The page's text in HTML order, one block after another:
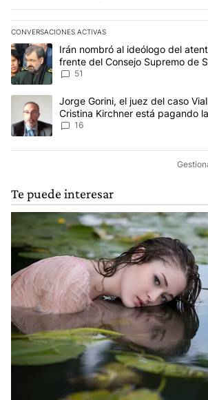
CONVERSACIONES ACTIVAS
Este listado muestra los artículos con más
Un artículo de tendencia con el título "Irán
Irán nombró al ideólogo del
frente del Consejo Supremo de
51
Un artículo de tendencia con el título
Jorge Gorini, el juez del caso
Cristina Kirchner está pagando
cometer "un delito comprobado"
16